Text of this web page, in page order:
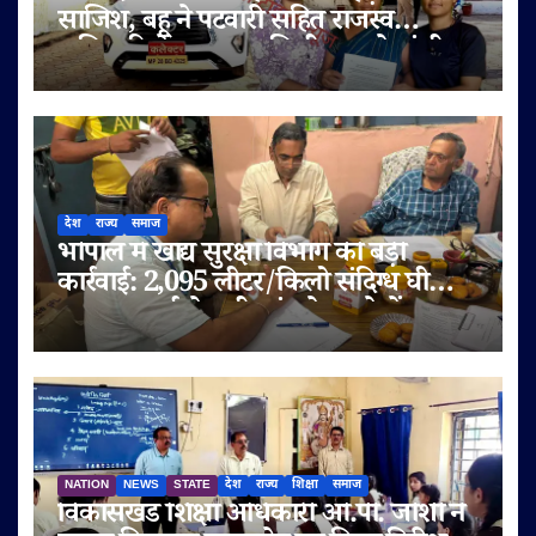
साजिश, बहू ने पटवारी सहित राजस्व
अधिकारियों पर लगाए मिलीभगत के गंभीर
आरोप
देश राज्य समाज
भोपाल में खाद्य सुरक्षा विभाग की बड़ी
कार्रवाई: 2,095 लीटर/किलो संदिग्ध घी
जब्त, सप्लाई चेन भी जांच के दायरे में
NATION NEWS STATE देश राज्य शिक्षा समाज
विकासखंड शिक्षा अधिकारी ओ.पी. जोशी ने